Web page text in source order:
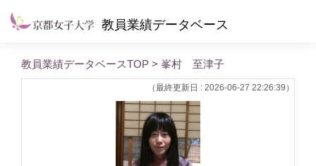
教員業績データベース
教員業績データベースTOP > 峯村 至津子
（最終更新日 : 2026-06-27 22:26:39）